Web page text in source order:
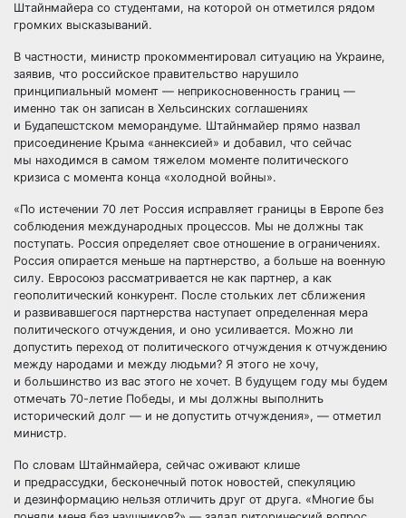
Штайнмайера со студентами, на которой он отметился рядом
громких высказываний.
В частности, министр прокомментировал ситуацию на Украине,
заявив, что российское правительство нарушило
принципиальный момент — неприкосновенность границ —
именно так он записан в Хельсинских соглашениях
и Будапешстском меморандуме. Штайнмайер прямо назвал
присоединение Крыма «аннексией» и добавил, что сейчас
мы находимся в самом тяжелом моменте политического
кризиса с момента конца «холодной войны».
«По истечении 70 лет Россия исправляет границы в Европе без
соблюдения международных процессов. Мы не должны так
поступать. Россия определяет свое отношение в ограничениях.
Россия опирается меньше на партнерство, а больше на военную
силу. Евросоюз рассматривается не как партнер, а как
геополитический конкурент. После стольких лет сближения
и развивавшегося партнерства наступает определенная мера
политического отчуждения, и оно усиливается. Можно ли
допустить переход от политического отчуждения к отчуждению
между народами и между людьми? Я этого не хочу,
и большинство из вас этого не хочет. В будущем году мы будем
отмечать 70-летие Победы, и мы должны выполнить
исторический долг — и не допустить отчуждения», — отметил
министр.
По словам Штайнмайера, сейчас оживают клише
и предрассудки, бесконечный поток новостей, спекуляцию
и дезинформацию нельзя отличить друг от друга. «Многие бы